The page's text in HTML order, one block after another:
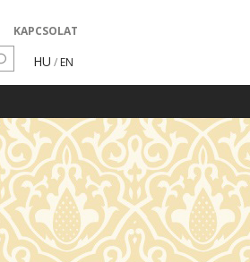
KAPCSOLAT
HU / EN